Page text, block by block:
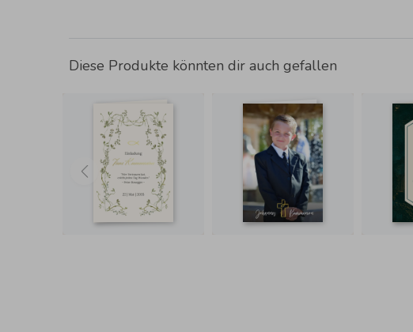
Diese Produkte könnten dir auch gefallen